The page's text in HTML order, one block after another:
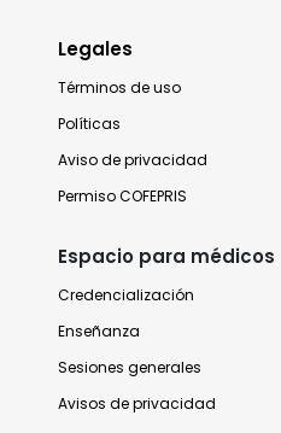
Legales
Términos de uso
Políticas
Aviso de privacidad
Permiso COFEPRIS
Espacio para médicos
Credencialización
Enseñanza
Sesiones generales
Avisos de privacidad